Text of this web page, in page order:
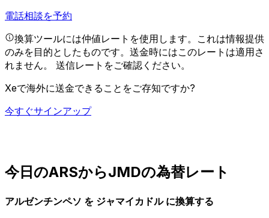
電話相談を予約
換算ツールには仲値レートを使用します。これは情報提供
のみを目的としたものです。送金時にはこのレートは適用さ
れません。 送信レートをご確認ください。
Xeで海外に送金できることをご存知ですか?
今すぐサインアップ
今日のARSからJMDの為替レート
アルゼンチンペソ を ジャマイカドル に換算する